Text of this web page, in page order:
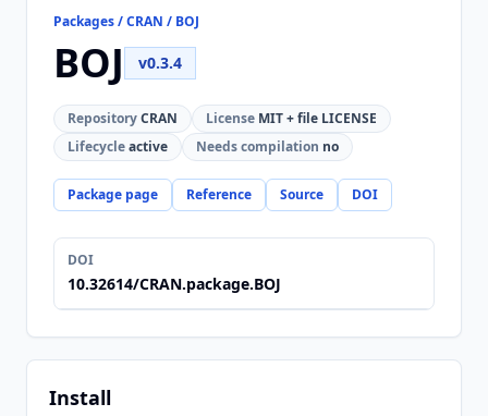
Packages / CRAN / BOJ
BOJ v0.3.4
RepositoryCRAN License MIT + file LICENSE
Lifecycleactive Needs compilation no
Package page Reference Source DOI
DOI
10.32614/CRAN.package.BOJ
Install